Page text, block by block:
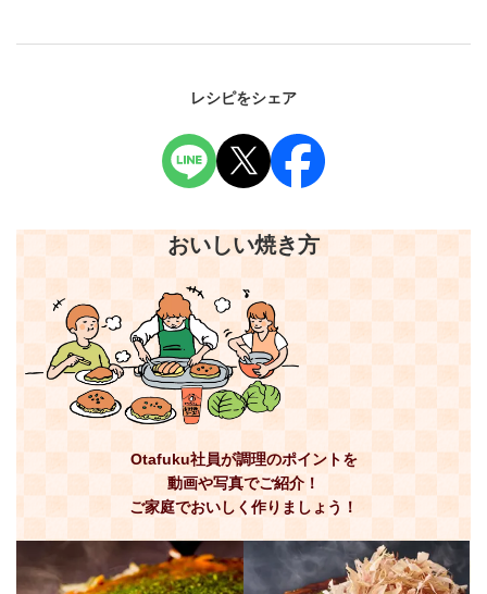
レシピをシェア
おいしい焼き方
Otafuku社員が調理のポイントを
動画や写真でご紹介！
ご家庭でおいしく作りましょう！